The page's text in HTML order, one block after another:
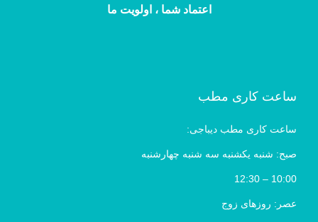
اعتماد شما ، اولویت ما
ساعت کاری مطب
ساعت کاری مطب دیباجی:
صبح: شنبه یکشنبه سه شنبه چهارشنبه
10:00 – 12:30
عصر: روزهای زوج